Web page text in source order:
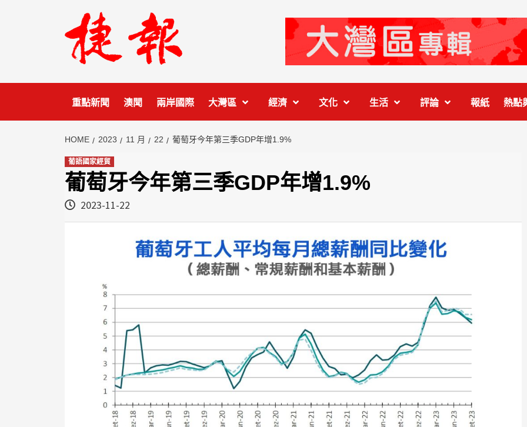
重點新聞 澳聞 兩岸國際 大灣區 經濟 文化 生活 評論 報紙 熱點
HOME 2023 11 月 22 葡萄牙今年第三季GDP年增1.9%
葡語國家經貿
葡萄牙今年第三季GDP年增1.9%
2023-11-22